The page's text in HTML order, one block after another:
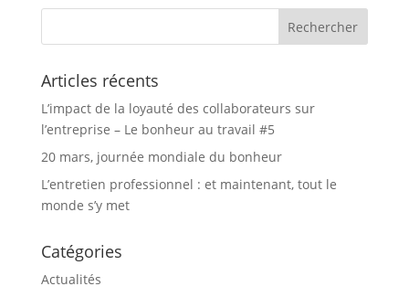
Articles récents
L’impact de la loyauté des collaborateurs sur
l’entreprise – Le bonheur au travail #5
20 mars, journée mondiale du bonheur
L’entretien professionnel : et maintenant, tout le
monde s’y met
Catégories
Actualités